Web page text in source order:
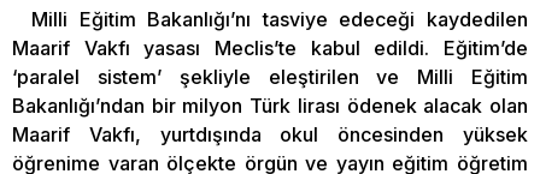
Milli Eğitim Bakanlığı’nı tasviye edeceği kaydedilen
Maarif Vakfı yasası Meclis’te kabul edildi. Eğitim’de
‘paralel sistem’ şekliyle eleştirilen ve Milli Eğitim
Bakanlığı’ndan bir milyon Türk lirası ödenek alacak olan
Maarif Vakfı, yurtdışında okul öncesinden yüksek
öğrenime varan ölçekte örgün ve yayın eğitim öğretim